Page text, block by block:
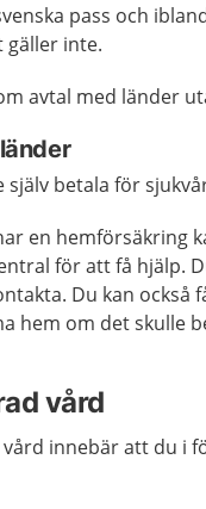
pass och
gäller inte.
avtal med länder
själv betala för
en hemförsäkring
för att få hjälp.
Du kan också
hem om det skulle
vård
vård innebär att du i